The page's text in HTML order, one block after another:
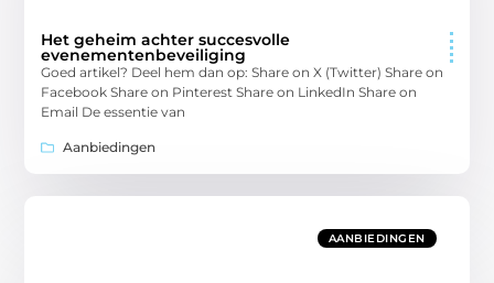
Het geheim achter succesvolle
evenementenbeveiliging
Goed artikel? Deel hem dan op: Share on X (Twitter) Share on
Facebook Share on Pinterest Share on LinkedIn Share on
Email De essentie van
Aanbiedingen
AANBIEDINGEN